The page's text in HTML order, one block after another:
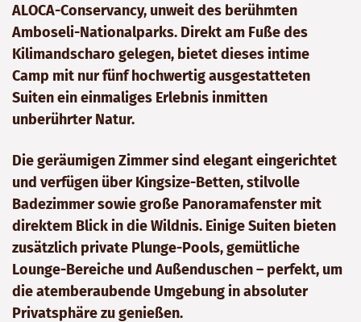
ALOCA-Conservancy, unweit des berühmten
Amboseli-Nationalparks. Direkt am Fuße des
Kilimandscharo gelegen, bietet dieses intime
Camp mit nur fünf hochwertig ausgestatteten
Suiten ein einmaliges Erlebnis inmitten
unberührter Natur.
Die geräumigen Zimmer sind elegant eingerichtet
und verfügen über Kingsize-Betten, stilvolle
Badezimmer sowie große Panoramafenster mit
direktem Blick in die Wildnis. Einige Suiten bieten
zusätzlich private Plunge-Pools, gemütliche
Lounge-Bereiche und Außenduschen – perfekt, um
die atemberaubende Umgebung in absoluter
Privatsphäre zu genießen.